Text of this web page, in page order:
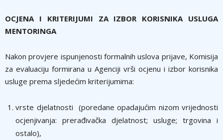
OCJENA I KRITERIJUMI ZA IZBOR KORISNIKA USLUGA
MENTORINGA
Nakon provjere ispunjenosti formalnih uslova prijave, Komisija
za evaluaciju formirana u Agenciji vrši ocjenu i izbor korisnika
usluge prema sljedećim kriterijumima:
vrste djelatnosti (poredane opadajućim nizom vrijednosti
ocjenjivanja: prerađivačka djelatnost; usluge; trgovina i
ostalo),